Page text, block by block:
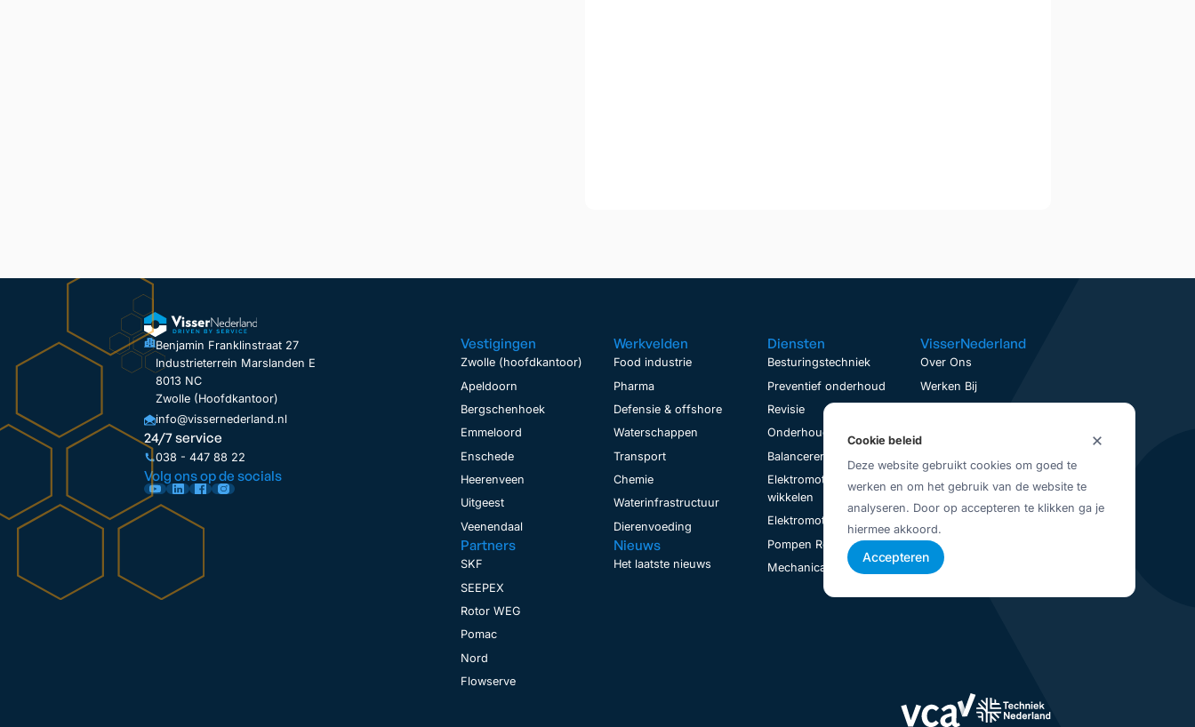
Cookie beleid
Deze website gebruikt cookies om goed te
werken en om het gebruik van de website te
analyseren. Door op accepteren te klikken ga je
hiermee akkoord.
Accepteren
Benjamin Franklinstraat 27
Industrieterrein Marslanden E
8013 NC
Zwolle (Hoofdkantoor)
info@vissernederland.nl
24/7 service
038 - 447 88 22
Volg ons op de socials
Vestigingen
Zwolle (hoofdkantoor)
Apeldoorn
Bergschenhoek
Emmeloord
Enschede
Heerenveen
Uitgeest
Veenendaal
Partners
SKF
SEEPEX
Rotor WEG
Pomac
Nord
Flowserve
Werkvelden
Food industrie
Pharma
Defensie & offshore
Waterschappen
Transport
Chemie
Waterinfrastructuur
Dierenvoeding
Nieuws
Het laatste nieuws
Diensten
Besturingstechniek
Preventief onderhoud
Revisie
Onderhoud op locatie
Balanceren
Elektromotoren
wikkelen
Elektromotoren Revisie
Pompen Revisie
Mechanical Seal Revisie
VisserNederland
Over Ons
Werken Bij
Service aanvraag
Vestigingen
Juridisch
Privacybeleid
Algemene Voorwaarden